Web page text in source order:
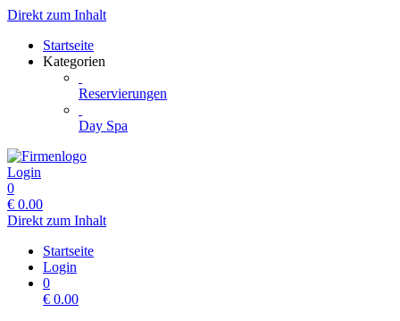
Direkt zum Inhalt
Startseite
Kategorien
Reservierungen
Day Spa
Login
0
€ 0.00
Direkt zum Inhalt
Startseite
Login
0
€ 0.00